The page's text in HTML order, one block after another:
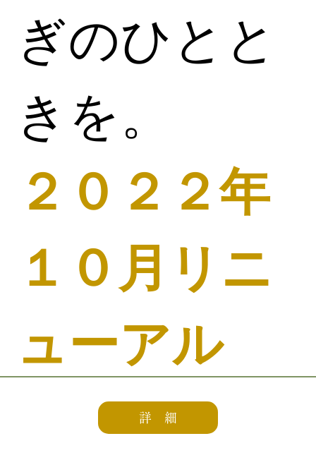
詳 細
ぎのひとと
きを。
２０２２年
１０月リニ
ューアル